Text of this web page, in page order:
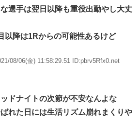
選手は翌日以降も重役出勤やし大丈
以降は1Rからの可能性あるけど
08/06(金) 11:58:29.51 ID:pbrv5Rfx0.net
ドナイトの次節が不安なんよな
れた日には生活リズム崩れまくりや